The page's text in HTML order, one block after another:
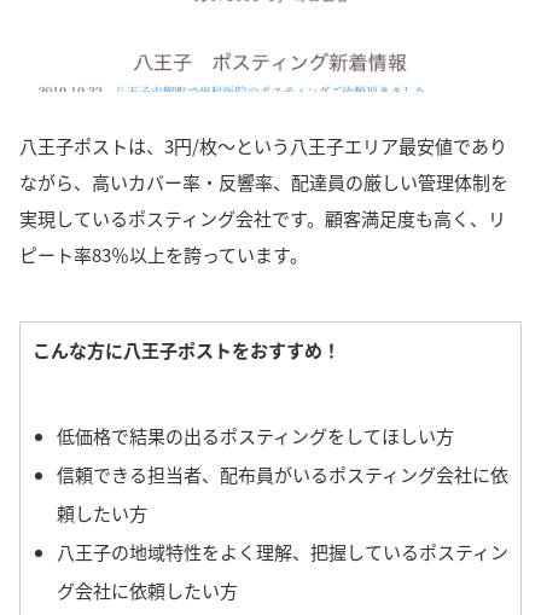
八王子ポストは、3円/枚〜という八王子エリア最安値であり
ながら、高いカバー率・反響率、配達員の厳しい管理体制を
実現しているポスティング会社です。顧客満足度も高く、リ
ピート率83％以上を誇っています。
こんな方に八王子ポストをおすすめ！
低価格で結果の出るポスティングをしてほしい方
信頼できる担当者、配布員がいるポスティング会社に依
頼したい方
八王子の地域特性をよく理解、把握しているポスティン
グ会社に依頼したい方